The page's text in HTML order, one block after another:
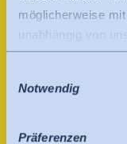
möglicherweise
unabhängig von
gesammelt haben.
Es findet eine
eine internationale
Kommission.
Notwendig
Präferenzen